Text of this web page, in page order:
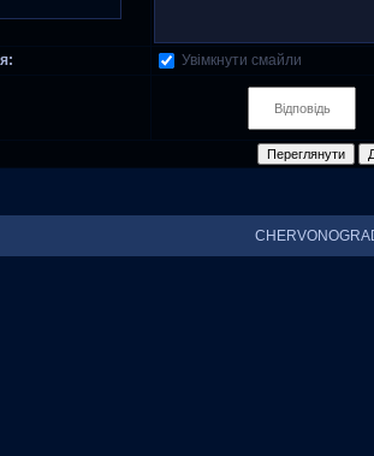
Увімкнути смайли